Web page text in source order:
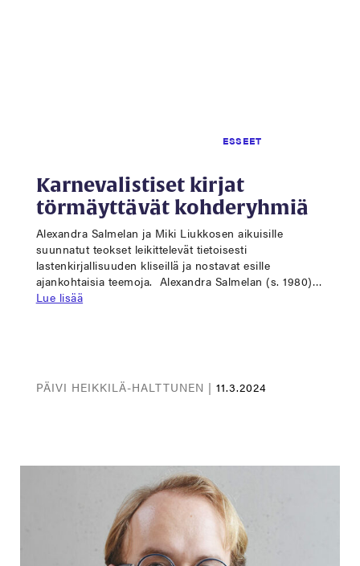
ESSEET
Karnevalistiset kirjat
törmäyttävät kohderyhmiä
Alexandra Salmelan ja Miki Liukkosen aikuisille
suunnatut teokset leikittelevät tietoisesti
lastenkirjallisuuden kliseillä ja nostavat esille
ajankohtaisia teemoja. Alexandra Salmelan (s. 1980)…
Lue lisää
PÄIVI HEIKKILÄ-HALTTUNEN | 11.3.2024